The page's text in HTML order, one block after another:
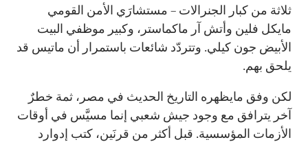
ثلاثة من كبار الجنرالات – مستشارَي الأمن القومي
مايكل فلين وأتش آر ماكماستر، وكبير موظفي البيت
الأبيض جون كيلي. وتتردّد شائعات باستمرار أن ماتيس قد
يلحق بهم.
لكن وفق مايظهره التاريخ الحديث في مصر، ثمة خطرٌ
آخر يترافق مع وجود جيش شعبي إنما مسيَّس في أوقات
الأزمات المؤسسية. قبل أكثر من قرنَين، كتب إدوارد